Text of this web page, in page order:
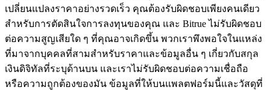
เปลี่ยนแปลงราคาอย่างรวดเร็ว คุณต้องรับผิดชอบเพียงคนเดียว
สำหรับการตัดสินใจการลงทุนของคุณ และ Bitrue ไม่รับผิดชอบ
ต่อความสูญเสียใด ๆ ที่คุณอาจเกิดขึ้น พวกเราพึงพอใจในแหล่ง
ที่มาจากบุคคลที่สามสำหรับราคาและข้อมูลอื่น ๆ เกี่ยวกับสกุล
เงินดิจิทัลที่ระบุด้านบน และเราไม่รับผิดชอบต่อความเชื่อถือ
หรือความถูกต้องของมัน ข้อมูลที่ให้บนแพลตฟอร์มนี้และวัสดุที่